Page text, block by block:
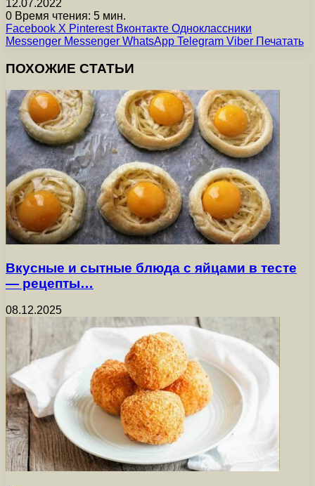
12.07.2022
0 Время чтения: 5 мин.
Facebook X Pinterest Вконтакте Одноклассники
Messenger Messenger WhatsApp Telegram Viber Печатать
ПОХОЖИЕ СТАТЬИ
Вкусные и сытные блюда с яйцами в тесте
— рецепты…
08.12.2025